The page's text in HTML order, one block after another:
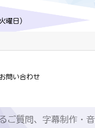
曜日)
問い合わせ
ご質問、字幕制作・